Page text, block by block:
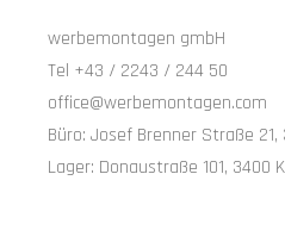
werbemontagen gmbH
Tel +43 / 2243 / 244 50
office@werbemontagen.com
Büro: Josef Brenner Straße
Lager: Donaustraße 101, 3400